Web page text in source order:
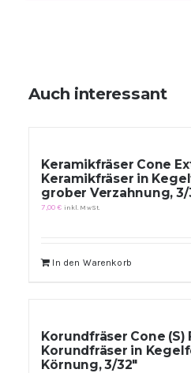
Auch interessant
Keramikfräser Cone
Keramikfräser in
grober Verzahnung, 3/
7,00€ inkl. MwSt.
In den Warenkorb
Korundfräser Cone (S)
Korundfräser in
Körnung, 3/32″